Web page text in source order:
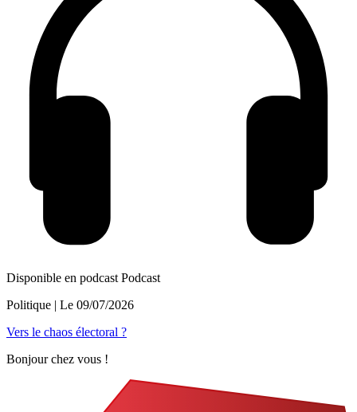
Disponible en podcast Podcast
Politique | Le 09/07/2026
Vers le chaos électoral ?
Bonjour chez vous !